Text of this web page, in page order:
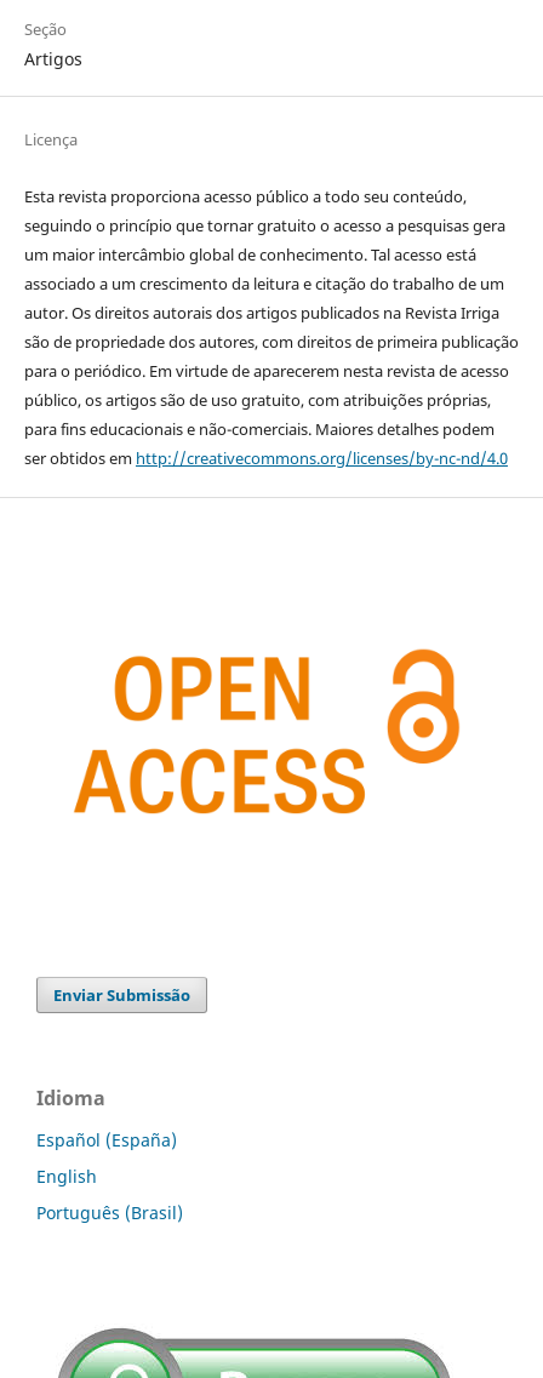
Seção
Artigos
Licença
Esta revista proporciona acesso público a todo seu conteúdo,
seguindo o princípio que tornar gratuito o acesso a pesquisas gera
um maior intercâmbio global de conhecimento. Tal acesso está
associado a um crescimento da leitura e citação do trabalho de um
autor. Os direitos autorais dos artigos publicados na Revista Irriga
são de propriedade dos autores, com direitos de primeira publicação
para o periódico. Em virtude de aparecerem nesta revista de acesso
público, os artigos são de uso gratuito, com atribuições próprias,
para fins educacionais e não-comerciais. Maiores detalhes podem
ser obtidos em http://creativecommons.org/licenses/by-nc-nd/4.0
Enviar Submissão
Idioma
Español (España)
English
Português (Brasil)